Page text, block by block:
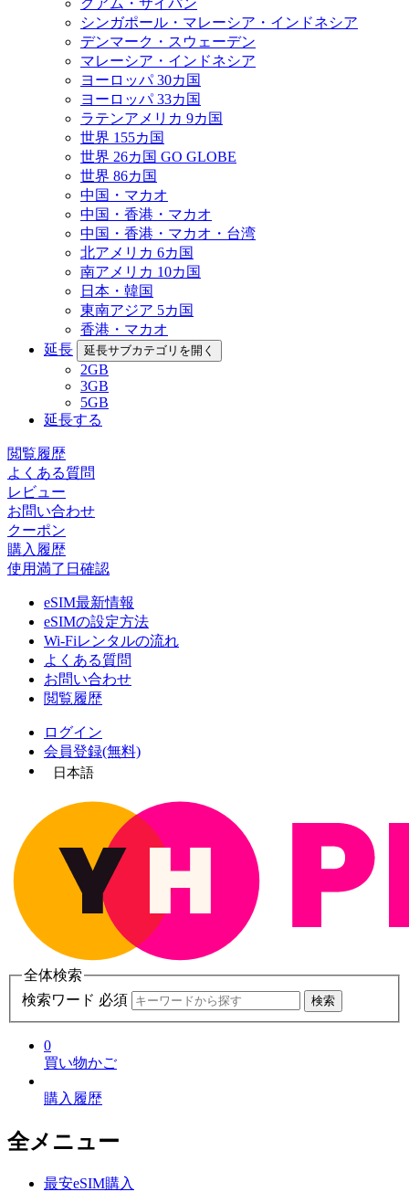
シンガポール・マレーシア・インドネシア
デンマーク・スウェーデン
マレーシア・インドネシア
ヨーロッパ 30カ国
ヨーロッパ 33カ国
ラテンアメリカ 9カ国
世界 155カ国
世界 26カ国 GO GLOBE
世界 86カ国
中国・マカオ
中国・香港・マカオ
中国・香港・マカオ・台湾
北アメリカ 6カ国
南アメリカ 10カ国
日本・韓国
東南アジア 5カ国
香港・マカオ
延長
延長サブカテゴリを開く
2GB
3GB
5GB
延長する
閲覧履歴
よくある質問
レビュー
お問い合わせ
クーポン
購入履歴
使用満了日確認
eSIM最新情報
eSIMの設定方法
Wi-Fiレンタルの流れ
よくある質問
お問い合わせ
閲覧履歴
ログイン
会員登録(無料)
日本語
全体検索
検索ワード 必須
検索
0
買い物かご
購入履歴
全メニュー
最安eSIM購入